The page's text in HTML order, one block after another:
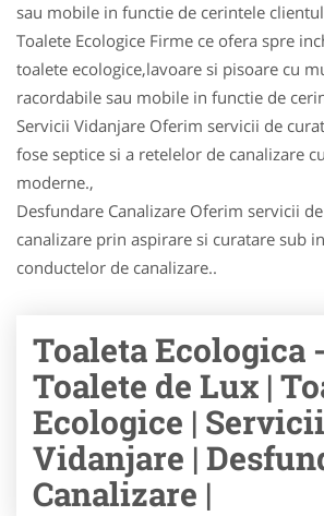
sau mobile in functie de cerintele
Toalete Ecologice Firme ce ofera spre
toalete ecologice,lavoare si pisoare cu
racordabile sau mobile in functie de
Servicii Vidanjare Oferim servicii de
fose septice si a retelelor de canalizare
moderne.,
Desfundare Canalizare Oferim servicii
canalizare prin aspirare si curatare sub
conductelor de canalizare..
Toaleta Ecologica
Toalete de Lux |
Ecologice | Servicii
Vidanjare |
Canalizare |